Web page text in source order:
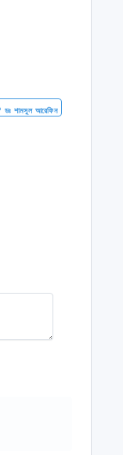
ডঃ শামসুল আরেফিন